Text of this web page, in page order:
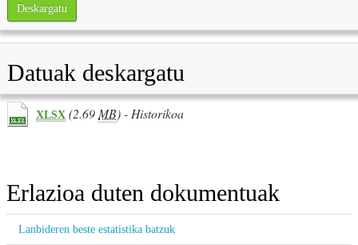
Deskargatu
Datuak deskargatu
XLSX (2.69MB) - Historikoa
Erlazioa duten dokumentuak
Lanbideren beste estatistika batzuk